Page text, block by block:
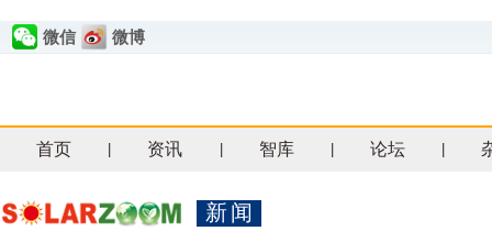
微信 微博
首页 资讯 智库 论坛
新闻